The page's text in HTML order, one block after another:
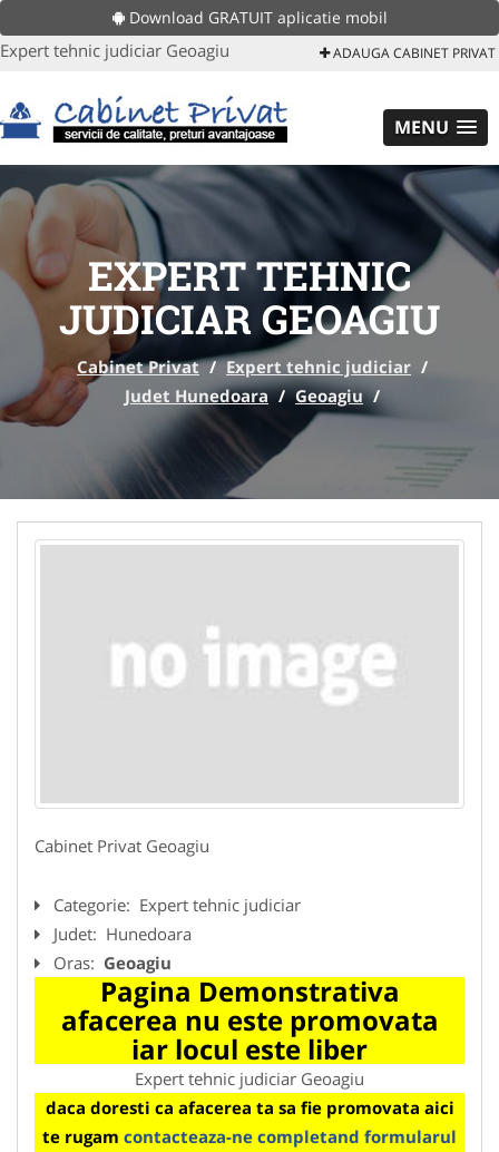
Download GRATUIT aplicatie mobil
Expert tehnic judiciar Geoagiu ADAUGA CABINET PRIVAT
MENU
EXPERT TEHNIC
JUDICIAR GEOAGIU
Cabinet Privat / Expert tehnic judiciar /
Judet Hunedoara / Geoagiu /
Cabinet Privat Geoagiu
Categorie: Expert tehnic judiciar
Judet: Hunedoara
Oras: Geoagiu
Pagina Demonstrativa
afacerea nu este promovata
iar locul este liber
Expert tehnic judiciar Geoagiu
daca doresti ca afacerea ta sa fie promovata aici
te rugam contacteaza-ne completand formularul